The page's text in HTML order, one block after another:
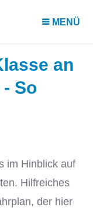
MENÜ
an
So
im Hinblick auf
Hilfreiches
der hier